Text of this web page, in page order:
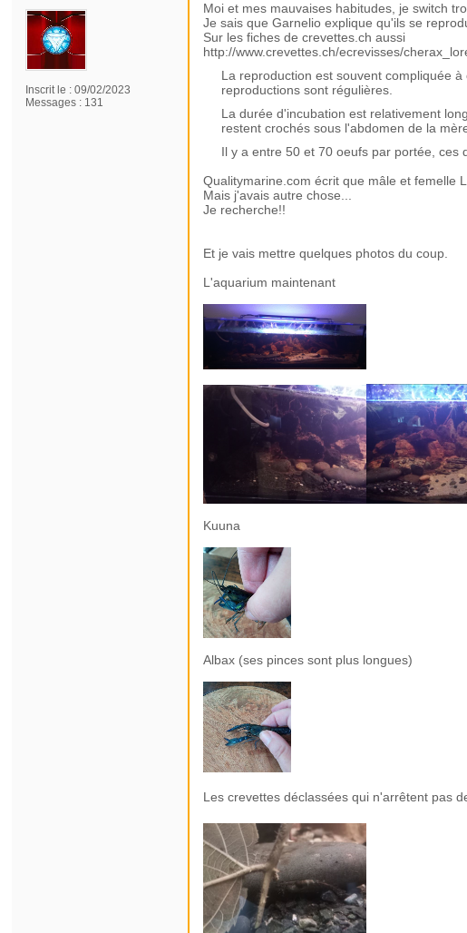
Inscrit le :09/02/2023
Messages : 131
Moi et mes mauvaises habitudes, je switch
Je sais que Garnelio explique qu'ils se
Sur les fiches de crevettes.ch aussi
http://www.crevettes.ch/ecrevisses/
La reproduction est souvent compliquée
reproductions sont régulières.
La durée d'incubation est relativement
restent crochés sous l'abdomen de la
Il y a entre 50 et 70 oeufs par portée, ces
Qualitymarine.com écrit que mâle et femelle
Mais j'avais autre chose...
Je recherche!!
Et je vais mettre quelques photos du coup.
L'aquarium maintenant
Kuuna
Albax (ses pinces sont plus longues)
Les crevettes déclassées qui n'arrêtent pas